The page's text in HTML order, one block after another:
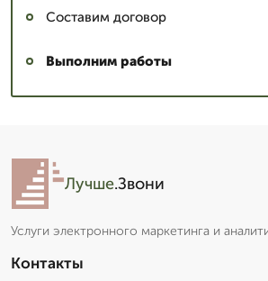
Составим договор
Выполним работы
Лучше.Звони
Услуги электронного маркетинга и
Контакты